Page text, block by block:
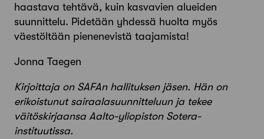
haastava tehtävä, kuin kasvavien alueiden
suunnittelu. Pidetään yhdessä huolta myös
väestöltään pienenevistä taajamista!
Jonna Taegen
Kirjoittaja on SAFAn hallituksen jäsen. Hän on
erikoistunut sairaalasuunnitteluun ja tekee
väitöskirjaansa Aalto-yliopiston Sotera-
instituutissa.